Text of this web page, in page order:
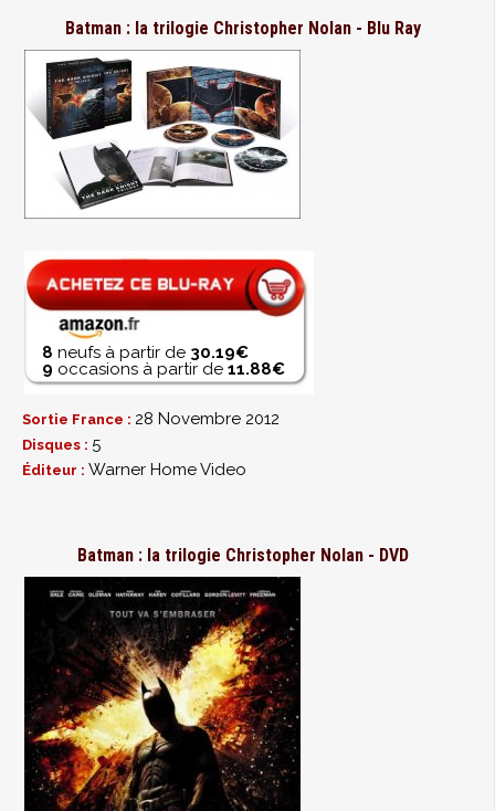
Batman : la trilogie Christopher Nolan - Blu Ray
8 neufs à partir de 30.19€
9 occasions à partir de 11.88€
Sortie France : 28 Novembre 2012
Disques : 5
Éditeur : Warner Home Video
Batman : la trilogie Christopher Nolan - DVD